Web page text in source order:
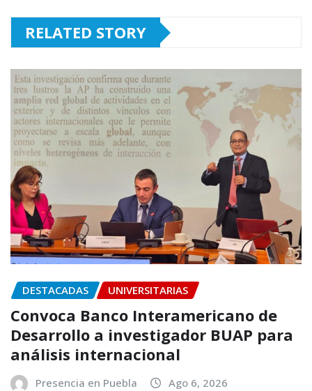
RELATED STORY
DESTACADAS UNIVERSITARIAS
Convoca Banco Interamericano de
Desarrollo a investigador BUAP para
análisis internacional
Presencia en Puebla Ago 6, 2026